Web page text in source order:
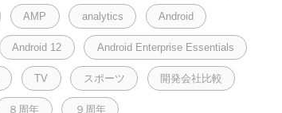
AMP analytics Android
Android 12 Android Enterprise Essentials
TV スポーツ 開発会社比較
８周年 ９周年